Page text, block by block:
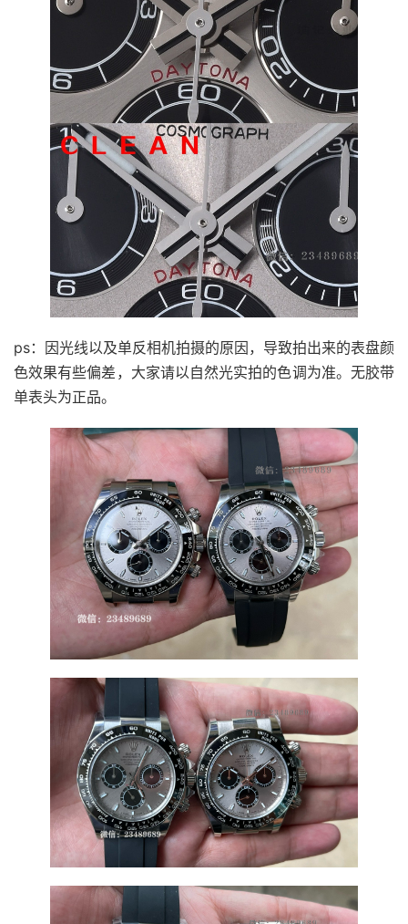
ps：因光线以及单反相机拍摄的原因，导致拍出来的表盘颜
色效果有些偏差，大家请以自然光实拍的色调为准。无胶带
单表头为正品。